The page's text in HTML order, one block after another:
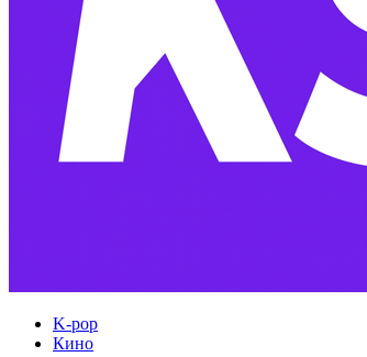
K-pop
Кино